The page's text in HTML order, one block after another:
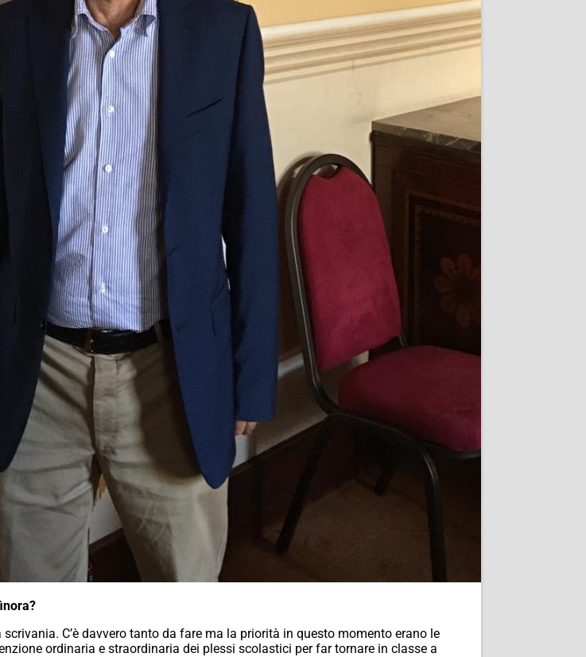
C’è davvero tanto da fare ma la priorità in questo momento erano le
ordinaria e straordinaria dei plessi scolastici per far tornare in classe a